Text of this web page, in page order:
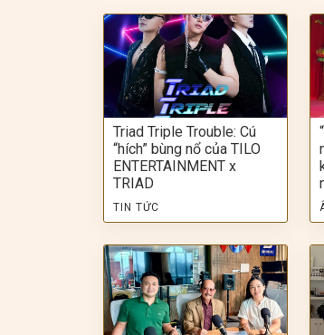
Triad Triple Trouble: Cú
“hích” bùng nổ của TILO
ENTERTAINMENT x
TRIAD
TIN TỨC